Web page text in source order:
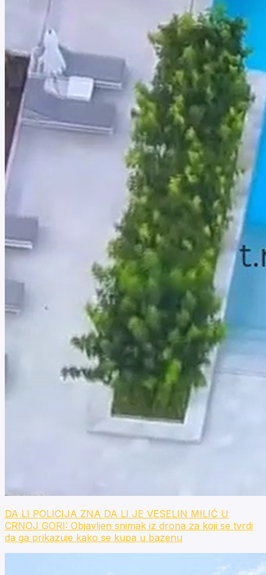
DA LI POLICIJA ZNA DA LI JE VESELIN MILIĆ U
CRNOJ GORI: Objavljen snimak iz drona za koji se tvrdi
da ga prikazuje kako se kupa u bazenu